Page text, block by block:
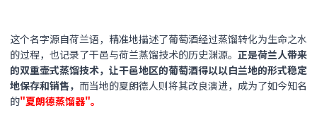
这个名字源自荷兰语，精准地描述了葡萄酒经过蒸馏转化为生命之水
的过程，也记录了干邑与荷兰蒸馏技术的历史渊源。 正是荷兰人带来
的双重壶式蒸馏技术，让干邑地区的葡萄酒得以以白兰地的形式稳定
地保存和销售， 而当地的夏朗德人则将其改良演进，成为了如今知名
的"夏朗德蒸馏器"。